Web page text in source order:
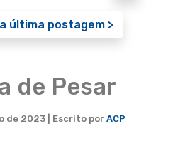
última postagem >
de Pesar
de 2023 | Escrito por ACP